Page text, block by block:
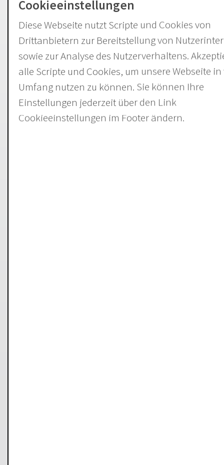
Wir können Ihr QM-System im Rahmen
unserer Kompetenzen nach DIN EN ISO
9001 begutachten.
Wir freuen uns über Ihren Anruf,
Ihre Nachricht via Mail oder
Kontaktformular
, um in einem
ersten Informationsgespräch die
Möglichkeiten einer langfristigen
Cookieeinstellungen
Diese Webseite nutzt Scripte und Cookies von
Drittanbietern zur Bereitstellung von
sowie zur Analyse des Nutzerverhaltens.
alle Scripte und Cookies, um unsere Webseite
Umfang nutzen zu können. Sie können Ihre
Einstellungen jederzeit über den Link
Cookieeinstellungen im Footer ändern.